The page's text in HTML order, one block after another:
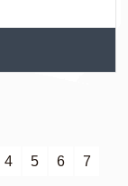
4 5 6 7